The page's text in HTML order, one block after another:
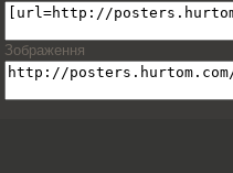
Зображення